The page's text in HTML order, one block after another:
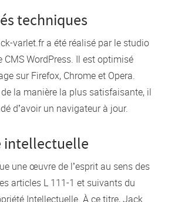
techniques
varlet.fr a été réalisé par le studio
CMS WordPress. Il est optimisé
sur Firefox, Chrome et Opera.
la manière la plus satisfaisante, il
d’avoir un navigateur à jour.
intellectuelle
une œuvre de l’esprit au sens des
articles L 111-1 et suivants du
Intellectuelle. À ce titre, Jack